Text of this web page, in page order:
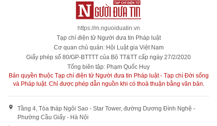
https://m.nguoiduatin.vn
Tạp chí điện tử Người đưa tin Pháp luật
Cơ quan chủ quản: Hội Luật gia Việt Nam
Giấy phép số 80/GP-BTTTT của Bộ TT&TT cấp ngày 27/2/2020
Tổng biên tập: Phạm Quốc Huy
Bản quyền thuộc Tạp chí điện tử Người đưa tin Pháp luật - Tạp chí Đời sống
và Pháp luật. Chỉ được phép dẫn nguồn khi có thoả thuận bằng văn bản.
Tầng 4, Tòa tháp Ngôi Sao - Star Tower, đường Dương Đình Nghệ -
Phường Cầu Giấy - Hà Nội